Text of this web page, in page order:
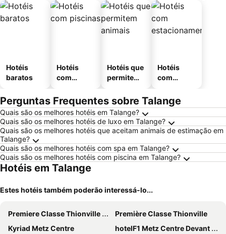
Hotéis
baratos
Hotéis
com
Hotéis que
permitem
Hotéis
com
mento
Perguntas Frequentes sobre Talange
Quais são os melhores hotéis em Talange?
Quais são os melhores hotéis de luxo em Talange?
Quais são os melhores hotéis que aceitam animais de estimação em
Talange?
Quais são os melhores hotéis com spa em Talange?
Quais são os melhores hotéis com piscina em Talange?
Hotéis em Talange
Estes hotéis também poderão interessá-lo...
Premiere Classe Thionville - Yutz
Première Classe Thionville
Kyriad Metz Centre
hotelF1 Metz Centre Devant les Ponts